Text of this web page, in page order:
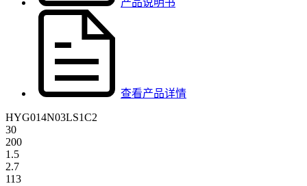
查看产品详情
HYG014N03LS1C2
30
200
1.5
2.7
113